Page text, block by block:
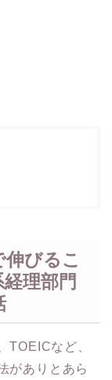
びるこ
理部門
TOEICなど、
がありとあら